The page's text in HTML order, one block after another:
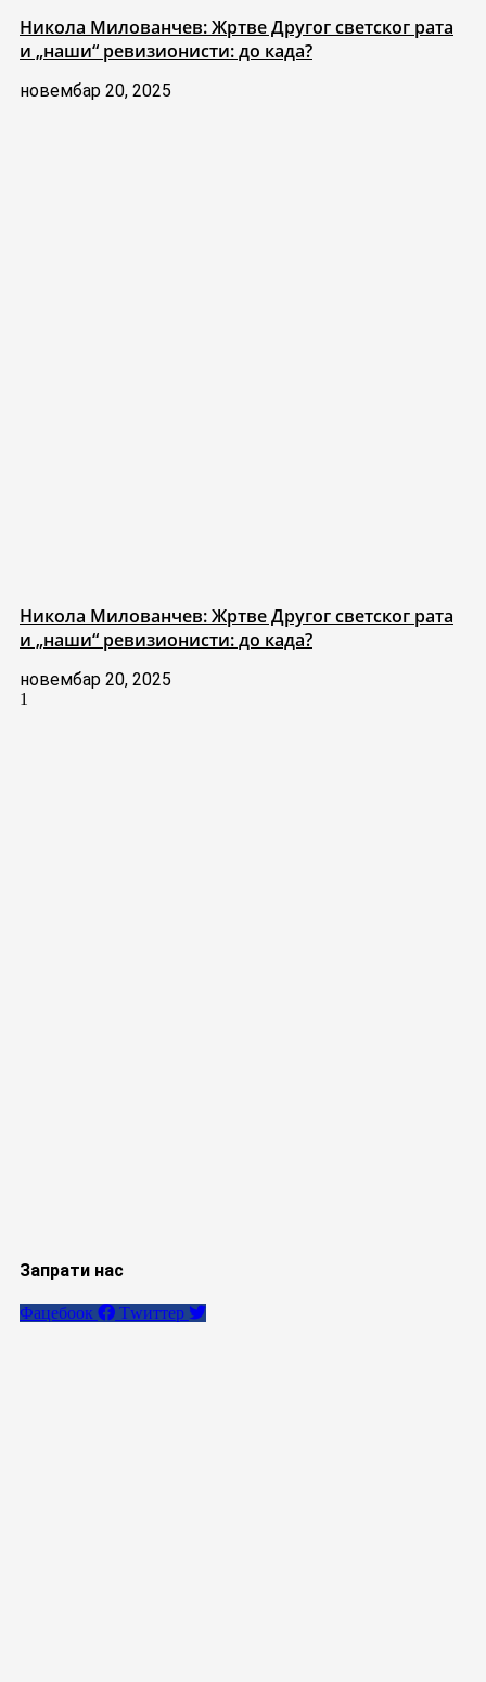
Никола Милованчев: Жртве Другог светског рата
и „наши“ ревизионисти: до када?
новембар 20, 2025
Никола Милованчев: Жртве Другог светског рата
и „наши“ ревизионисти: до када?
новембар 20, 2025
Запрати нас
Фацебоок Тwиттер